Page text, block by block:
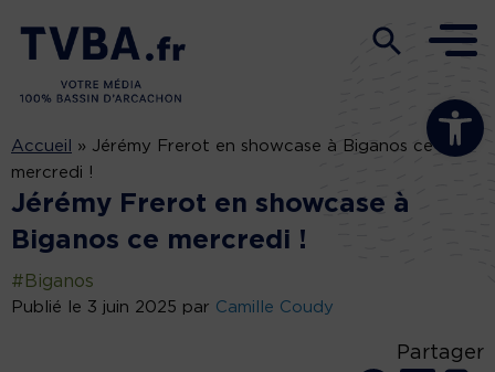
Ouvrir la
Accueil » Jérémy Frerot en showcase à Biganos ce
mercredi !
Jérémy Frerot en showcase à
Biganos ce mercredi !
#Biganos
Publié le 3 juin 2025 par Camille Coudy
Partager